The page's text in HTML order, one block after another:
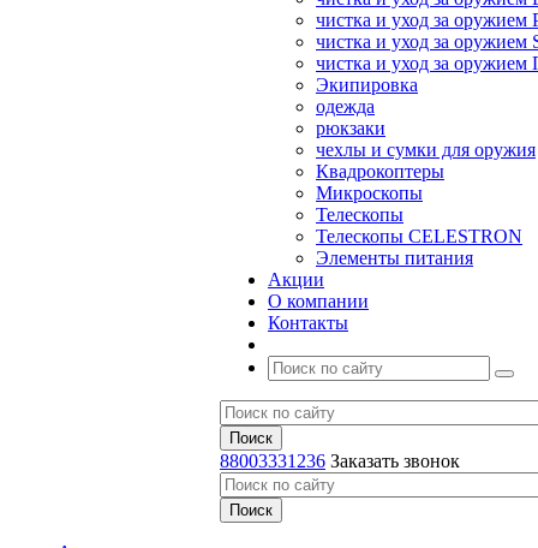
чистка и уход за оружием
чистка и уход за оружием
чистка и уход за
Экипировка
одежда
рюкзаки
чехлы и сумки для оружия
Квадрокоптеры
Микроскопы
Телескопы
Телескопы CELESTRON
Элементы питания
Акции
О компании
Контакты
88003331236 Заказать звонок